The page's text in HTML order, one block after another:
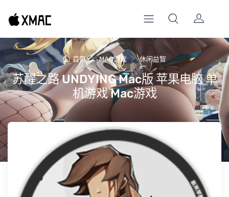
首页 MAC游戏 休闲益智
苏醒之路 UNDYING Mac版 苹果电脑 单
机游戏 Mac游戏